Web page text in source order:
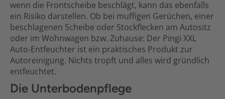
wenn die Frontscheibe beschlägt, kann das ebenfalls
ein Risiko darstellen. Ob bei muffigen Gerüchen, einer
beschlagenen Scheibe oder Stockflecken am Autositz
oder im Wohnwagen bzw. Zuhause: Der Pingi XXL
Auto-Entfeuchter ist ein praktisches Produkt zur
Autoreinigung. Nichts tropft und alles wird gründlich
entfeuchtet.
Die Unterbodenpflege